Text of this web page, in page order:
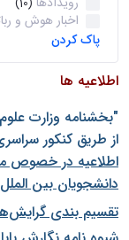
(10)
اخبار هوش و
پاک کردن
اطلاعیه ها
"بخشنامه وزارت
از طريق كنكور
اطلاعیه در خصوص
دانشجویان بین
تقسیم بندی